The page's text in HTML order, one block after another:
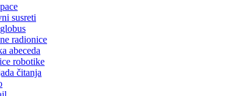
susreti
radionice
abeceda
robotike
čitanja